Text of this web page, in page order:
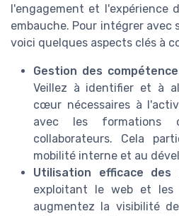
l'engagement et l'expérience
embauche. Pour intégrer avec
voici quelques aspects clés à
Gestion des
Veillez à identifier et à
cœur nécessaires à
avec les formations
collaborateurs. Cela
mobilité interne et au
Utilisation efficace des
exploitant le web et les
augmentez la visibilité